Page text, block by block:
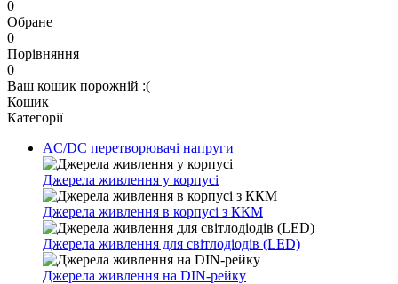
0
Обране
0
Порівняння
0
Ваш кошик порожній :(
Кошик
Категорії
AC/DC перетворювачі напруги
Джерела живлення у корпусі
Джерела живлення в корпусі з ККМ
Джерела живлення для світлодіодів (LED)
Джерела живлення на DIN-рейку